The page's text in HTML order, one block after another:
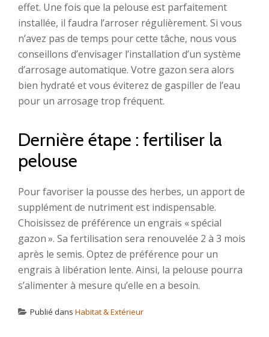
effet. Une fois que la pelouse est parfaitement
installée, il faudra l’arroser régulièrement. Si vous
n’avez pas de temps pour cette tâche, nous vous
conseillons d’envisager l’installation d’un système
d’arrosage automatique. Votre gazon sera alors
bien hydraté et vous éviterez de gaspiller de l’eau
pour un arrosage trop fréquent.
Dernière étape : fertiliser la
pelouse
Pour favoriser la pousse des herbes, un apport de
supplément de nutriment est indispensable.
Choisissez de préférence un engrais « spécial
gazon ». Sa fertilisation sera renouvelée 2 à 3 mois
après le semis. Optez de préférence pour un
engrais à libération lente. Ainsi, la pelouse pourra
s’alimenter à mesure qu’elle en a besoin.
Publié dans Habitat & Extérieur